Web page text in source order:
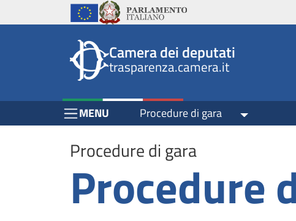
Salta al contenuto principale
Salta al menu di navigazione
top
Istituzioni
Unione EuropeaParlamento Italiano
Camera dei deputati
trasparenza.camera.it
Menu Bar block
MENU Procedure di gara Toggle
Procedure di gara
Procedure
Salta al contenuto principale
Salta al menu di navigazione
Vai a inizio pagina